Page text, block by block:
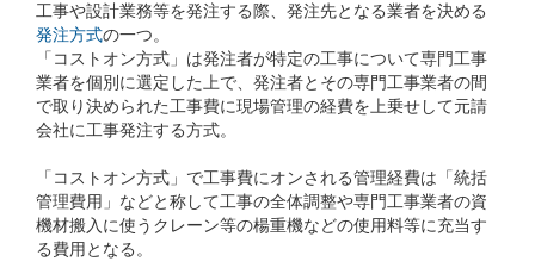
工事や設計業務等を発注する際、発注先となる業者を決める
発注方式の一つ。
「コストオン方式」は発注者が特定の工事について専門工事
業者を個別に選定した上で、発注者とその専門工事業者の間
で取り決められた工事費に現場管理の経費を上乗せして元請
会社に工事発注する方式。
「コストオン方式」で工事費にオンされる管理経費は「統括
管理費用」などと称して工事の全体調整や専門工事業者の資
機材搬入に使うクレーン等の楊重機などの使用料等に充当す
る費用となる。